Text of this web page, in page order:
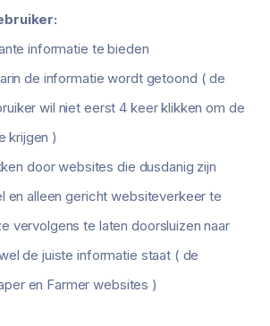
informatie te bieden
de informatie wordt getoond ( de
wil niet eerst 4 keer klikken om de
krijgen )
door websites die dusdanig zijn
en alleen gericht websiteverkeer te
vervolgens te laten doorsluizen naar
de juiste informatie staat ( de
en Farmer websites )